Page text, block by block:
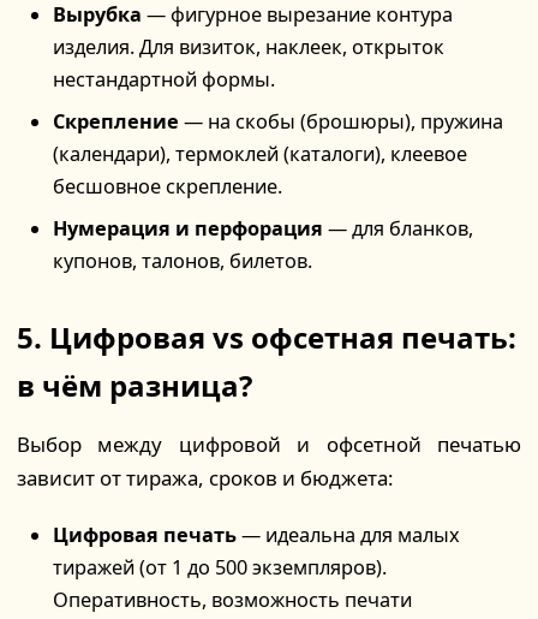
Вырубка — фигурное вырезание контура
изделия. Для визиток, наклеек, открыток
нестандартной формы.
Скрепление — на скобы (брошюры), пружина
(календари), термоклей (каталоги), клеевое
бесшовное скрепление.
Нумерация и перфорация — для бланков,
купонов, талонов, билетов.
5. Цифровая vs офсетная печать:
в чём разница?
Выбор между цифровой и офсетной печатью
зависит от тиража, сроков и бюджета:
Цифровая печать— идеальна для малых
тиражей (от 1 до 500 экземпляров).
Оперативность, возможность печати